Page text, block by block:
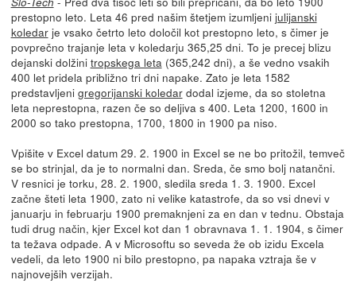
prestopno leto. Leta 46 pred našim štetjem izumljeni julijanski
koledarje vsako četrto leto določil kot prestopno leto, s čimer je
povprečno trajanje leta v koledarju 365,25 dni. To je precej blizu
dejanski dolžini tropskega leta(365,242 dni), a še vedno vsakih
400 let pridela približno tri dni napake. Zato je leta 1582
predstavljeni gregorijanski koledardodal izjeme, da so stoletna
leta neprestopna, razen če so deljiva s 400. Leta 1200, 1600 in
2000 so tako prestopna, 1700, 1800 in 1900 pa niso.
Vpišite v Excel datum 29. 2. 1900 in Excel se ne bo pritožil, temveč
se bo strinjal, da je to normalni dan. Sreda, če smo bolj natančni.
V resnici je torku, 28. 2. 1900, sledila sreda 1. 3. 1900. Excel
začne šteti leta 1900, zato ni velike katastrofe, da so vsi dnevi v
januarju in februarju 1900 premaknjeni za en dan v tednu. Obstaja
tudi drug način, kjer Excel kot dan 1 obravnava 1. 1. 1904, s čimer
ta težava odpade. A v Microsoftu so seveda že ob izidu Excela
vedeli, da leto 1900 ni bilo prestopno, pa napaka vztraja še v
najnovejših verzijah.